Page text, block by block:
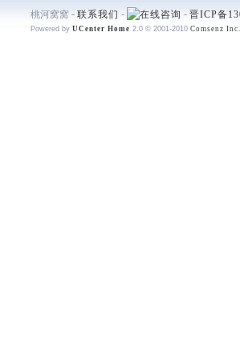
桃河窝窝 - 联系我们 - - 晋ICP备
Powered by UCenter Home 2.0 © 2001-2010 Comsenz Inc.